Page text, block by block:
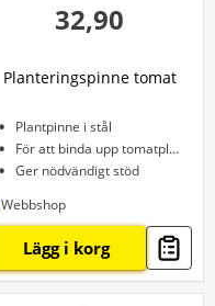
32,90
Planteringspinne tomat
Plantpinne i stål
För att binda upp tomatplantor
Ger nödvändigt stöd
Webbshop
Lägg i korg